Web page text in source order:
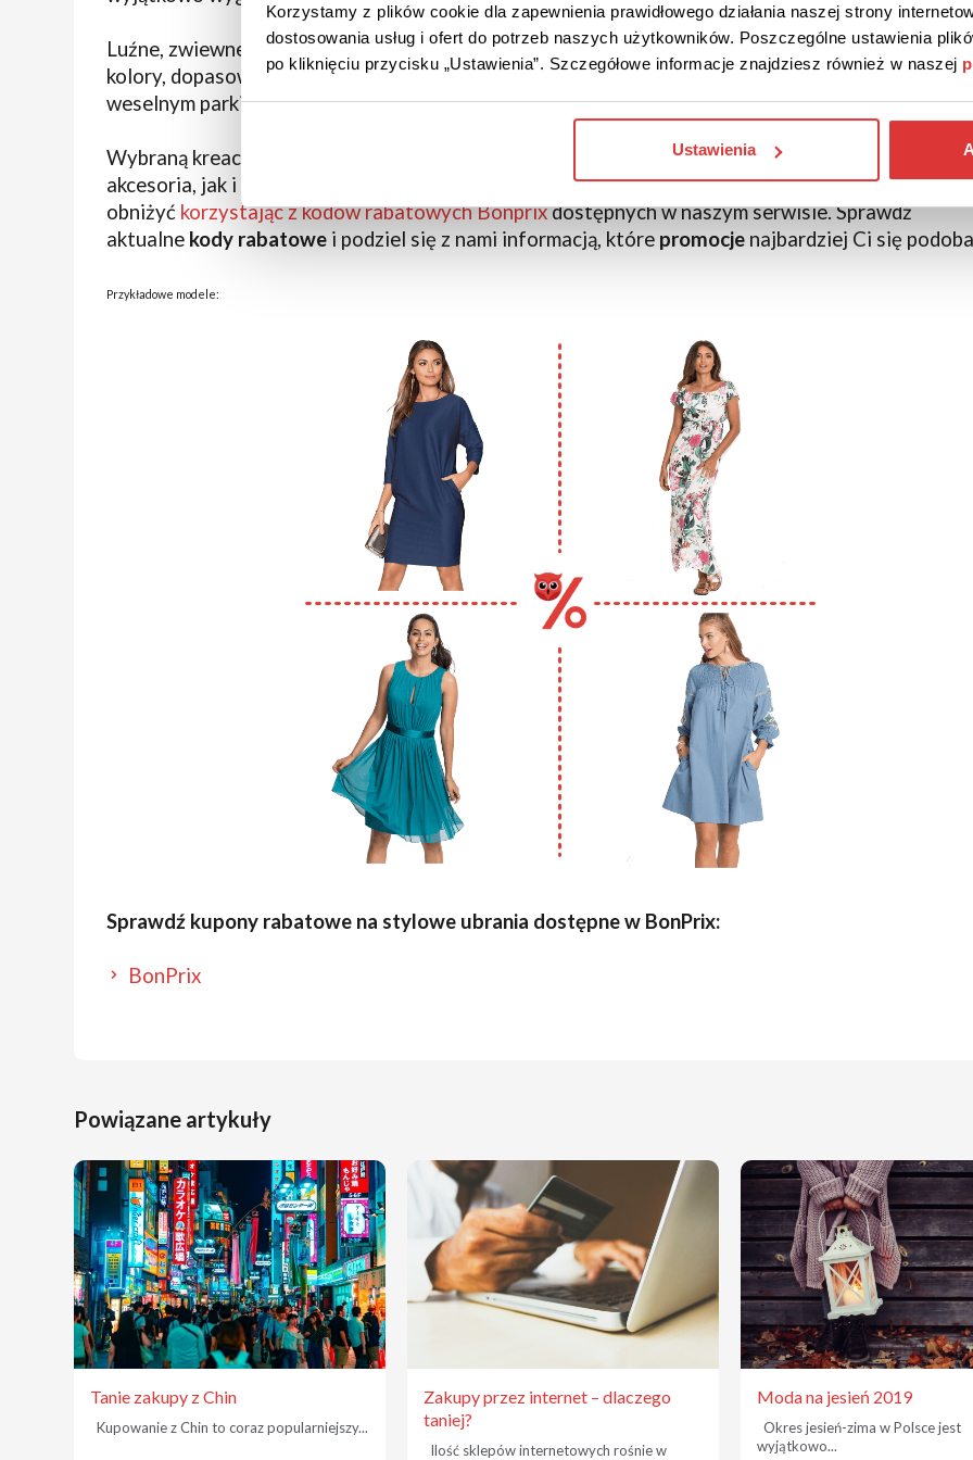
Korzystamy z plików cookie dla zapewnienia prawidłowego działania naszej strony
dostosowania usług i ofert do potrzeb naszych użytkowników. Poszczególne ustawienia
po kliknięciu przycisku „Ustawienia”. Szczegółowe informacje znajdziesz również w naszej
Ustawienia
Luźne, zwiewne sukienki to nie wszystko. Sklep oferuje równieżsukienki na wesele. Stonowane
kolory, dopasowane kroje i eleganckie fasony sprawią, że przyciągniesz uwagę niejednej osoby
weselnym parkiecie.
Wybraną kreację możesz idealnie dopełnić wybranymi dodatkami dostępnymi w BonPrix.
akcesoria, jak i
atrakcyjnych cenach. Dodatkowo, możesz je
obniżyć korzystając z kodów rabatowych Bonprixdostępnych w naszym serwisie. Sprawdź
aktualne kody rabatowe i podziel się z nami informacją, które promocje najbardziej Ci się
Przykładowe modele:
Sprawdź kupony rabatowe na stylowe ubrania dostępne w BonPrix:
BonPrix
Powiązane artykuły
Tanie zakupy z Chin
Kupowanie z Chin to coraz popularniejszy...
Zakupy przez internet – dlaczego
taniej?
Ilość sklepów internetowych rośnie w
Moda na jesień 2019
Okres jesień-zima w Polsce jest
wyjątkowo...